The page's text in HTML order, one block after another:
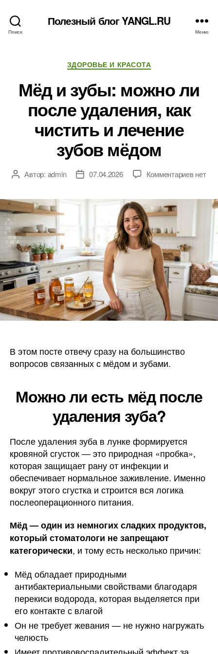
Поиск
Полезный блог YANGL.RU
Меню
Рубрики
ЗДОРОВЬЕ И КРАСОТА
Мёд и зубы: можно ли
после удаления, как
чистить и лечение
зубов мёдом
АвторАвтор: admin
Дата07.04.2026 Комментариевк
зубы:
ли
как
чистить
и
мёдом
нет
В этом посте отвечу сразу на большинство
вопросов связанных с мёдом и зубами.
Можно ли есть мёд после
удаления зуба?
После удаления зуба в лунке формируется
кровяной сгусток — это природная «пробка»,
которая защищает рану от инфекции и
обеспечивает нормальное заживление. Именно
вокруг этого сгустка и строится вся логика
послеоперационного питания.
Мёд — один из немногих сладких продуктов,
который стоматологи не запрещают
категорически, и тому есть несколько причин:
Мёд обладает природными
антибактериальными свойствами благодаря
перекиси водорода, которая выделяется при
его контакте с влагой
Он не требует жевания — не нужно нагружать
челюсть
Имеет противовоспалительный эффект за